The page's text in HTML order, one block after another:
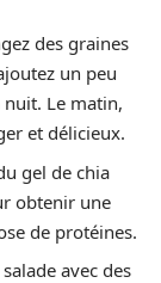
des graines
un peu
nuit. Le matin,
et délicieux.
gel de chia
obtenir une
de protéines.
avec des